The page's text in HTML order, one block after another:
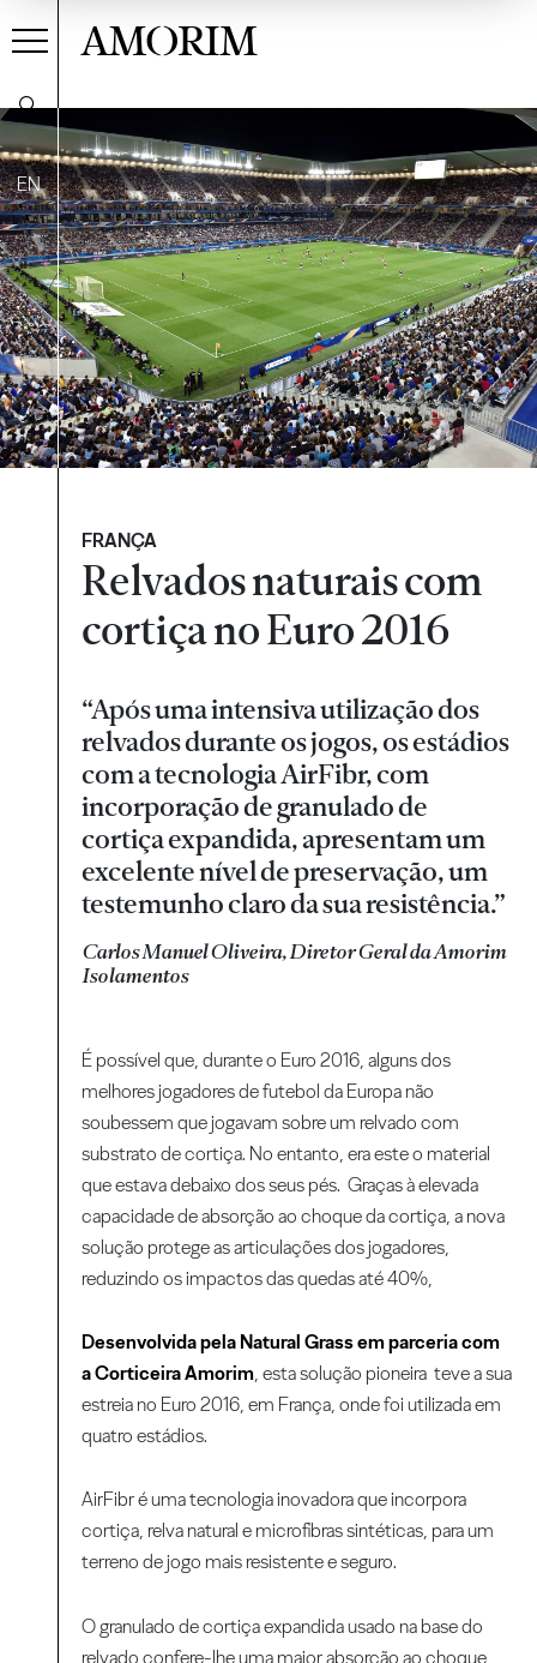
EN
AMORIM
FRANÇA
Relvados naturais com
cortiça no Euro 2016
“Após uma intensiva utilização dos
relvados durante os jogos, os estádios
com a tecnologia AirFibr, com
incorporação de granulado de
cortiça expandida, apresentam um
excelente nível de preservação, um
testemunho claro da sua resistência.”
Carlos Manuel Oliveira, Diretor Geral da Amorim
Isolamentos
É possível que, durante o Euro 2016, alguns dos
melhores jogadores de futebol da Europa não
soubessem que jogavam sobre um relvado com
substrato de cortiça. No entanto, era este o material
que estava debaixo dos seus pés. Graças à elevada
capacidade de absorção ao choque da cortiça, a nova
solução protege as articulações dos jogadores,
reduzindo os impactos das quedas até 40%,
Desenvolvida pela Natural Grass em parceria com
a Corticeira Amorim, esta solução pioneira teve a sua
estreia no Euro 2016, em França, onde foi utilizada em
quatro estádios.
AirFibr é uma tecnologia inovadora que incorpora
cortiça, relva natural e microfibras sintéticas, para um
terreno de jogo mais resistente e seguro.
O granulado de cortiça expandida usado na base do
relvado confere-lhe uma maior absorção ao choque,